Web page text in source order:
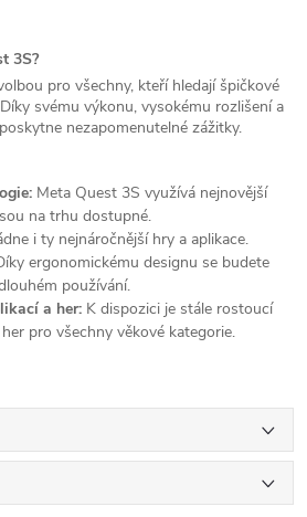
3S?
pro všechny, kteří hledají špičkové
svému výkonu, vysokému rozlišení a
nezapomenutelné zážitky.
Meta Quest 3S využívá nejnovější
na trhu dostupné.
i ty nejnáročnější hry a aplikace.
ergonomickému designu se budete
používání.
a her: K dispozici je stále rostoucí
pro všechny věkové kategorie.